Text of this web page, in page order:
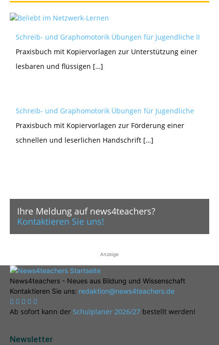
Schreib- und Graphomotorik Übungen für Jugendliche II
Praxisbuch mit Kopiervorlagen zur Unterstützung einer
lesbaren und flüssigen […]
Schreib- und Graphomotorik Übungen für Jugendliche
Praxisbuch mit Kopiervorlagen zur Förderung einer
schnellen und leserlichen Handschrift […]
Ihre Meldung auf news4teachers?
Kontaktieren Sie uns!
Anzeige
News4teachers - Neues aus Bildung und Wissenschaft
Kontaktieren Sie uns: redaktion@news4teachers.de
Ab sofort kann der Schulplaner 2026/27 bestellt werden!
Newsletter